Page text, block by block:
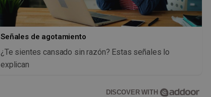
Señales de agotamiento
¿Te sientes cansado sin razón? Estas señales lo
explican
DISCOVER WITH